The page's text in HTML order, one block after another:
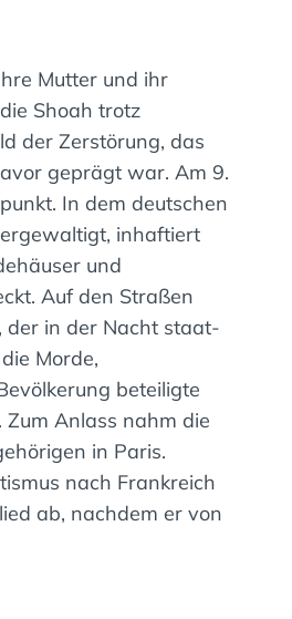
Mutter und ihr
Shoah trotz
der Zerstörung, das
geprägt war. Am 9.
In dem deutschen
inhaftiert
und
Auf den Straßen
der in der Nacht staat-
Morde,
beteiligte
Anlass nahm die
in Paris.
nach Frankreich
ab, nachdem er von